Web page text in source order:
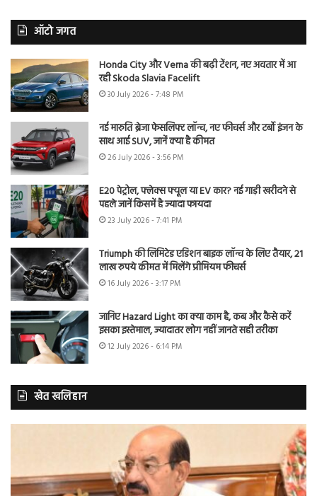
ऑटो जगत
Honda City और Verna की बढ़ी टेंशन, नए अवतार में आ
रही Skoda Slavia Facelift
30 July 2026 - 7:48 PM
नई मारुति ब्रेजा फेसलिफ्ट लॉन्च, नए फीचर्स और टर्बो इंजन के
साथ आई SUV, जानें क्या है कीमत
26 July 2026 - 3:56 PM
E20 पेट्रोल, फ्लेक्स फ्यूल या EV कार? नई गाड़ी खरीदने से
पहले जानें किसमें है ज्यादा फायदा
23 July 2026 - 7:41 PM
Triumph की लिमिटेड एडिशन बाइक लॉन्च के लिए तैयार, 21
लाख रुपये कीमत में मिलेंगे प्रीमियम फीचर्स
16 July 2026 - 3:17 PM
जानिए Hazard Light का क्या काम है, कब और कैसे करें
इसका इस्तेमाल, ज्यादातर लोग नहीं जानते सही तरीका
12 July 2026 - 6:14 PM
खेत खलिहान